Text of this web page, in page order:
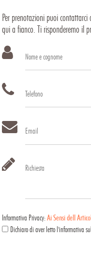
Per prenotazioni puoi contattarci
qui a fianco. Ti risponderemo il
Nome e cognome
Telefono
Email
Richiesta
Informativa Privacy:Ai Sensi dell
Dichiaro di aver letto l'informativa